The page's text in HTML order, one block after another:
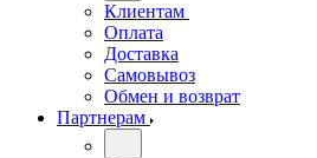
Клиентам
Оплата
Доставка
Самовывоз
Обмен и возврат
Партнерам